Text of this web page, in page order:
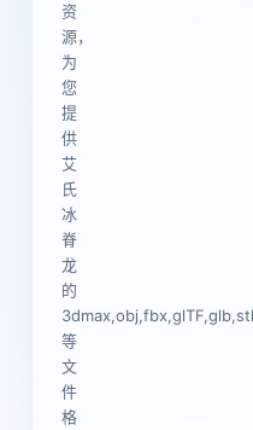
资
源，
为
您
提
供
艾
氏
冰
脊
龙
的
等
文
件
格